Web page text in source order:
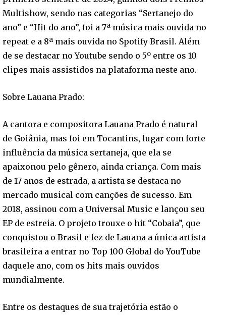
Multishow, sendo nas categorias “Sertanejo do
ano” e “Hit do ano”, foi a 7ª música mais ouvida no
repeat e a 8ª mais ouvida no Spotify Brasil. Além
de se destacar no Youtube sendo o 5º entre os 10
clipes mais assistidos na plataforma neste ano.
Sobre Lauana Prado:
A cantora e compositora Lauana Prado é natural
de Goiânia, mas foi em Tocantins, lugar com forte
influência da música sertaneja, que ela se
apaixonou pelo gênero, ainda criança. Com mais
de 17 anos de estrada, a artista se destaca no
mercado musical com canções de sucesso. Em
2018, assinou com a Universal Music e lançou seu
EP de estreia. O projeto trouxe o hit “Cobaia”, que
conquistou o Brasil e fez de Lauana a única artista
brasileira a entrar no Top 100 Global do YouTube
daquele ano, com os hits mais ouvidos
mundialmente.
Entre os destaques de sua trajetória estão o